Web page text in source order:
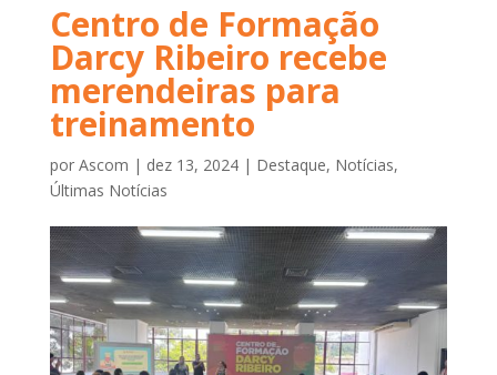
Centro de Formação
Darcy Ribeiro recebe
merendeiras para
treinamento
por Ascom | dez 13, 2024| Destaque, Notícias,
Últimas Notícias